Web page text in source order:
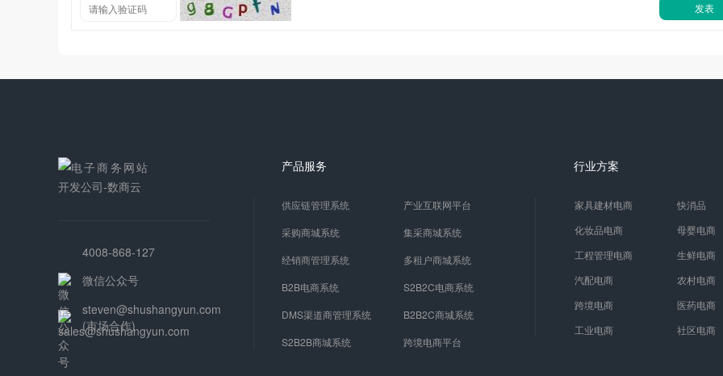
发表
4008-868-127
微信公众号
steven@shushangyun.com
(市场合作)
产品服务
供应链管理系统
产业互联网平台
采购商城系统
集采商城系统
经销商管理系统
多租户商城系统
B2B电商系统
S2B2C电商系统
DMS渠道商管理系统
B2B2C商城系统
S2B2B商城系统
跨境电商平台
行业方案
家具建材电商
快消品
化妆品电商
母婴电商
工程管理电商
生鲜电商
汽配电商
农村电商
跨境电商
医药电商
工业电商
社区电商